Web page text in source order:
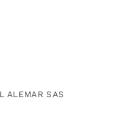
ALEMAR SAS